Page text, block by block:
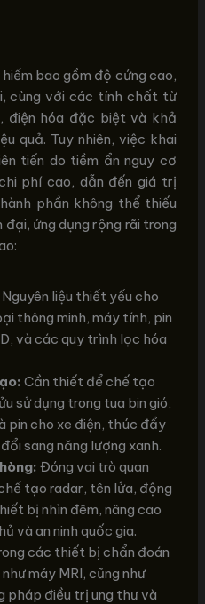
bao gồm độ cứng cao,
cùng với các tính chất từ
điện hóa đặc biệt và khả
quả. Tuy nhiên, việc khai
tiến do tiềm ẩn nguy cơ
phí cao, dẫn đến giá trị
phần không thể thiếu
đại, ứng dụng rộng rãi trong
Nguyên liệu thiết yếu cho
thông minh, máy tính, pin
và các quy trình lọc hóa
Cần thiết để chế tạo
sử dụng trong tua bin gió,
pin cho xe điện, thúc đẩy
sang năng lượng xanh.
Đóng vai trò quan
tạo radar, tên lửa, động
bị nhìn đêm, nâng cao
và an ninh quốc gia.
các thiết bị chẩn đoán
máy MRI, cũng như
pháp điều trị ung thư và